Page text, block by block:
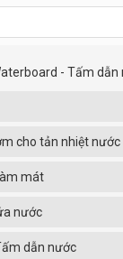
- Tấm dẫn
cho tản nhiệt nước
mát
nước
dẫn nước